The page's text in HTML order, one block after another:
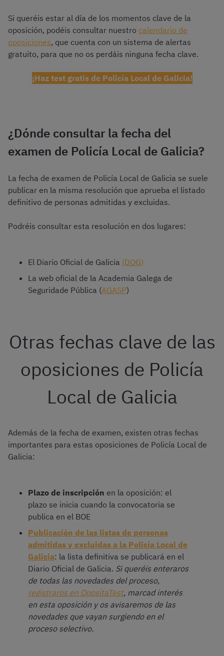
Si queréis estar al día de los momentos clave de la
oposición, podéis consultar nuestro calendario de
oposiciones, que cuenta con un sistema de alertas
gratuito, para que no os perdáis ninguna fecha clave.
¡Haz test gratis de Policía Local de Galicia!
¿Dónde consultar la fecha del
examen de Policía Local de Galicia?
La fecha de examen de Policía Local de Galicia se suele
publicar en la misma resolución que aprueba el listado
definitivo de personas admitidas y excluidas.
Podréis consultar esta resolución en dos lugares:
El Diario Oficial de Galicia (DOG)
La web oficial de la Academia Galega de
Seguridade Pública (AGASP)
Otras fechas clave de las
oposiciones de Policía
Local de Galicia
Además de la fecha de examen, existen otras fechas
importantes para estas oposiciones de Policía Local de
Galicia:
Plazo de inscripción en la oposición: el
plazo se inicia cuando la convocatoria se
publica en el BOE
Publicación de las listas de personas
admitidas y excluidas a la Policía Local de
Galicia: la lista definitiva se publicará en el
Diario Oficial de Galicia. Si queréis enteraros
de todas las novedades del proceso,
registraros en OpositaTest, marcad interés
en esta oposición y os avisaremos de las
novedades que vayan surgiendo en el
proceso selectivo.